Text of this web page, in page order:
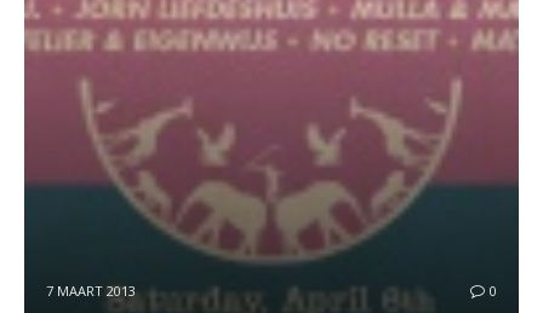
7 MAART 2013 0